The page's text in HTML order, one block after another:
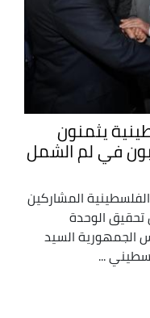
يثمنون
في لم الشمل
المشاركين
الوحدة
الجمهورية السيد
...